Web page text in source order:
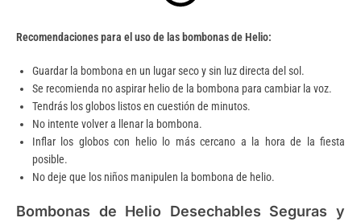
Recomendaciones para el uso de las bombonas de Helio:
Guardar la bombona en un lugar seco y sin luz directa del sol.
Se recomienda no aspirar helio de la bombona para cambiar la voz.
Tendrás los globos listos en cuestión de minutos.
No intente volver a llenar la bombona.
Inflar los globos con helio lo más cercano a la hora de la fiesta
posible.
No deje que los niños manipulen la bombona de helio.
Bombonas de Helio Desechables Seguras y